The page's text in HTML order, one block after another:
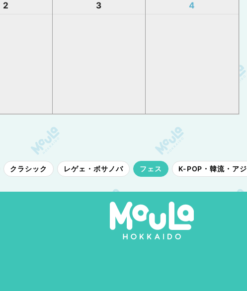
2 3 4
クラシック レゲェ・ボサノバ フェス K-POP・韓流・ア